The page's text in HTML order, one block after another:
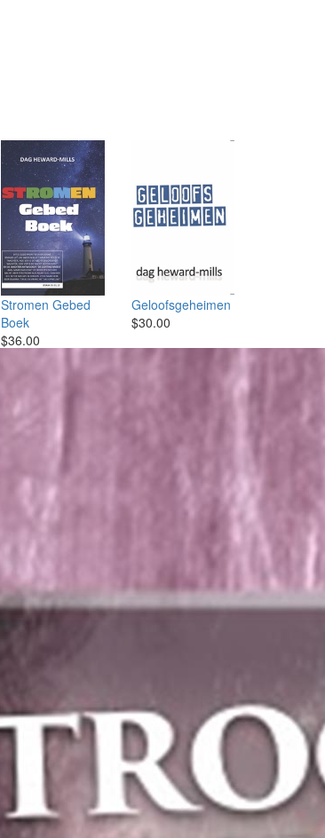
Stromen Gebed
Boek
$36.00
Geloofsgeheimen
$30.00